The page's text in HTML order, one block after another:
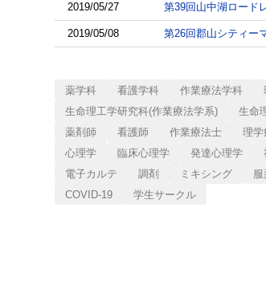
2019/05/27 第39回山中湖ロード
2019/05/08 第26回郡山シティー
薬学科 看護学科 作業療法学科
生命理工学研究科(作業療法学系)
生命
薬剤師
看護師 作業療法士 理学
心理学
臨床心理学 発達心理学
電子カルテ
調剤 ミキシング 服
COVID-19
学生サークル